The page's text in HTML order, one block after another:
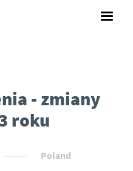
- zmiany
roku
Poland